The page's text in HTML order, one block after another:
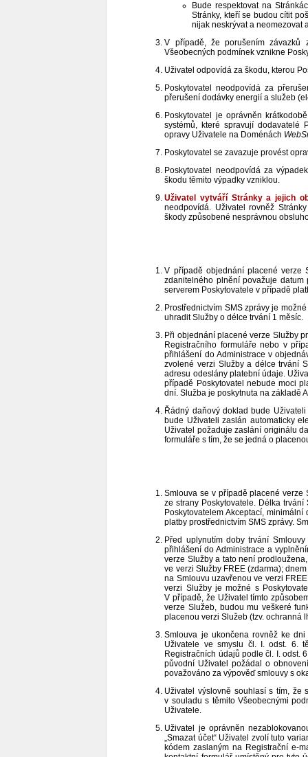
Bude respektovat na
Stránky, kteří se budou cítit
nijak neskrývat a neomezovat
V případě, že porušením závazků
Všeobecných podmínek vznikne
Uživatel odpovídá za škodu, kterou
Poskytovatel neodpovídá za
přerušení dodávky energií a služeb
Poskytovatel je oprávněn
systémů, které spravují dodavatelé
opravy Uživatele na Doménách
Poskytovatel se zavazuje provést
Poskytovatel neodpovídá za
škodu těmito výpadky vzniklou.
Uživatel vytváří Stránky a jejich
neodpovídá. Uživatel rovněž
škody způsobené nesprávnou
V případě objednání placené verze
zdanitelného plnění považuje
serverem Poskytovatele v případě
Prostřednictvím SMS zprávy je
uhradit Služby o délce trvání 1 měsíc.
Při objednání placené verze Služby
Registračního formuláře nebo v
přihlášení do Administrace v
zvolené verzi Služby a délce trvání
adresu odeslány platební údaje.
případě Poskytovatel nebude moci
dní. Služba je poskytnuta na základě
Řádný daňový doklad bude
bude Uživateli zaslán automaticky
Uživatel požaduje zaslání originálu
formuláře s tím, že se jedná o
Smlouva se v případě placené verze
ze strany Poskytovatele. Délka
Poskytovatelem Akceptací,
platby prostřednictvím SMS zprávy.
Před uplynutím doby trvání
přihlášení do Administrace a
verze Služby a tato není
ve verzi Služby FREE (zdarma);
na Smlouvu uzavřenou ve verzi
verzi Služby je možné s
V případě, že Uživatel tímto
verze Služeb, budou mu veškeré
placenou verzi Služeb (tzv. ochranná
Smlouva je ukončena rovněž ke
Uživatele ve smyslu čl. I. odst. 6.
Registračních údajů podle čl. I. odst.
původní Uživatel požádal o
považováno za výpověď smlouvy s
Uživatel výslovně souhlasí s tím, že
v souladu s těmito Všeobecnými
Uživatele.
Uživatel je oprávněn
„Smazat účet“ Uživatel zvolí tuto
kódem zaslaným na Registrační e-